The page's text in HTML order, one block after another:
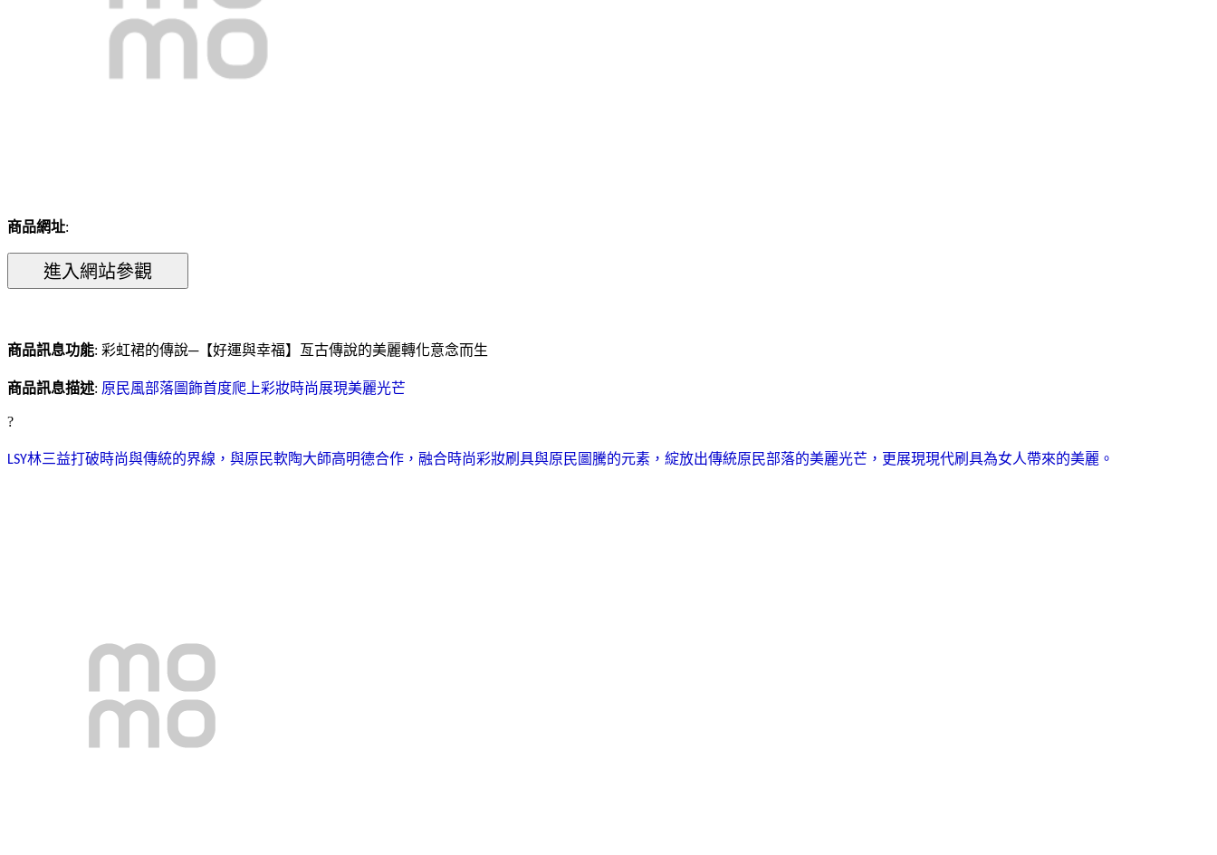
商品網址:
商品訊息功能: 彩虹裙的傳說─【好運與幸福】亙古傳說的美麗轉化意念而生
商品訊息描述: 原民風部落圖飾首度爬上彩妝時尚展現美麗光芒
?
LSY林三益打破時尚與傳統的界線，與原民軟陶大師高明德合作，融合時尚彩妝刷具與原民圖騰的元素，綻放出傳統原民部落的美麗光芒，更展現現代刷具為女人帶來的美麗。